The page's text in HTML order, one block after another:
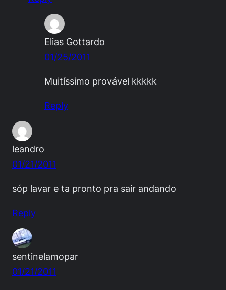
Elias Gottardo
01/25/2011
Muitíssimo provável kkkkk
Reply
leandro
01/21/2011
sóp lavar e ta pronto pra sair andando
Reply
sentinelamopar
01/21/2011